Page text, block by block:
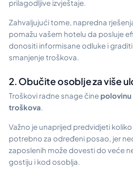
prilagodljive izvještaje.
Zahvaljujući tome, napredna
pomažu vašem hotelu da posluje
donositi informisane odluke i
smanjenje troškova.
2. Obučite osoblje za više
Troškovi radne snage čine
troškova
Važno je unaprijed predvidjeti
potrebno za određeni posao, jer
zaposlenih može dovesti do veće
gostiju i kod osoblja.